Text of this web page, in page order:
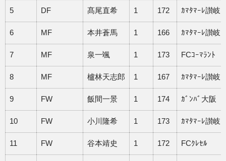
5 DF 髙尾直希 1 172 ｶﾏﾀﾏｰﾚ讃岐
6 MF 本井蒼馬 1 166 ｶﾏﾀﾏｰﾚ讃岐
7 MF 泉一颯 1 173 FCｺｰﾏﾗﾝﾄ
8 MF 櫨林天志郎 1 167 ｶﾏﾀﾏｰﾚ讃岐
9 FW 飯間一景 1 174 ｶﾞﾝﾊﾞ大阪
10 FW 小川隆希 1 173 ｶﾏﾀﾏｰﾚ讃岐
11 FW 谷本靖史 1 172 FCｸﾚｾﾙ